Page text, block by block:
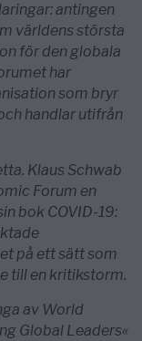
antingen
världens största
för den globala
har
som bryr
handlar utifrån
Klaus Schwab
Forum en
bok COVID-19:
på ett sätt som
till en kritikstorm.
av World
Global Leaders«